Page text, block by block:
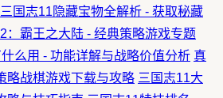
三国志11隐藏宝物全解析 - 获取秘藏
：霸王之大陆 - 经典策略游戏专题
么用 - 功能详解与战略价值分析 真
略战棋游戏下载与攻略 三国志11大